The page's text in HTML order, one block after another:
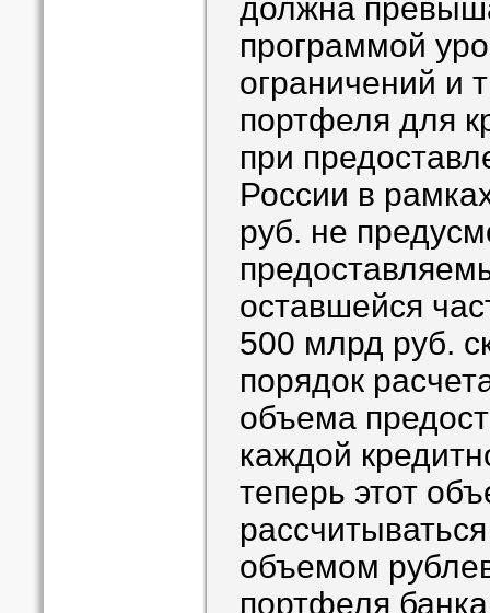
должна
программой
ограничений и
портфеля для
при
России в
руб. не
оставшейся
500 млрд руб.
порядок
объема
каждой
теперь этот
объемом
портфеля